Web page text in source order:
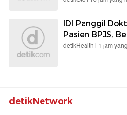
IDI Panggil
Pasien BPJS,
detikHealth | 1 jam
detikNetwork